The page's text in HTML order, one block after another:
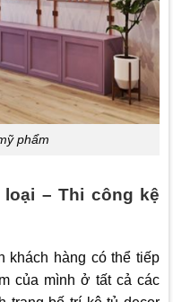
phẩm
– Thi công kệ
khách hàng có thể tiếp
của mình ở tất cả các